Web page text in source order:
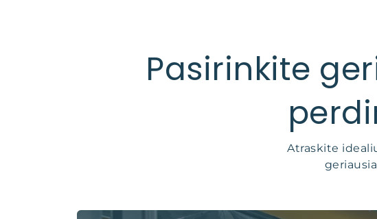
Pasirinkite
Atraskite